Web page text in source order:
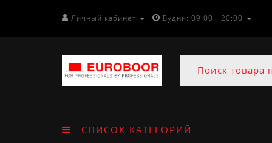
Личный кабинет Будни: 09:00 - 20:00
СПИСОК КАТЕГОРИЙ